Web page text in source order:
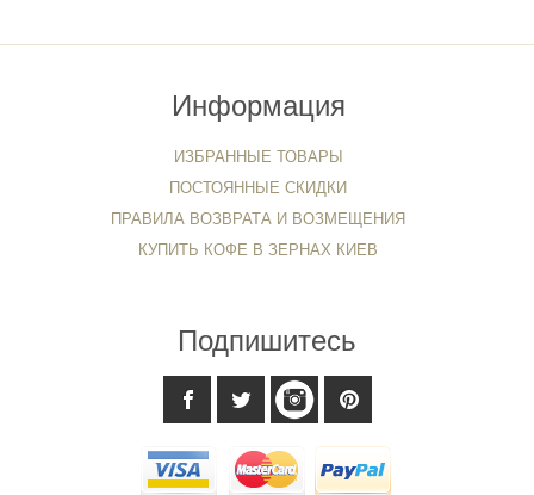
Информация
ИЗБРАННЫЕ ТОВАРЫ
ПОСТОЯННЫЕ СКИДКИ
ПРАВИЛА ВОЗВРАТА И ВОЗМЕЩЕНИЯ
КУПИТЬ КОФЕ В ЗЕРНАХ КИЕВ
Подпишитесь